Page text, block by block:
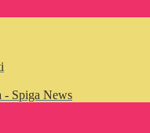
- Spiga News